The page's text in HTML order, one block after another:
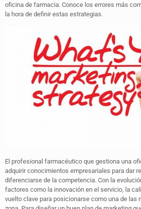
oficina de farmacia. Conoce los errores más
la hora de definir estas estrategias.
El profesional farmacéutico que gestiona una
adquirir conocimientos empresariales para dar
diferenciarse de la competencia. Con la
factores como la innovación en el servicio, la
vuelto clave para posicionarse como una de las